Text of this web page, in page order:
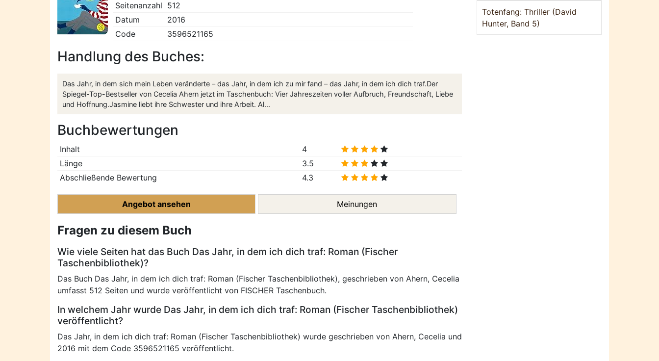
Seitenanzahl 512
Datum
2016
Code
3596521165
Handlung des Buches:
Das Jahr, in dem sich mein Leben veränderte – das Jahr, in dem ich zu mir fand – das Jahr, in dem ich dich traf.Der
Spiegel-Top-Bestseller von Cecelia Ahern jetzt im Taschenbuch: Vier Jahreszeiten voller Aufbruch, Freundschaft, Liebe
und Hoffnung.Jasmine liebt ihre Schwester und ihre Arbeit. Al...
Buchbewertungen
Inhalt
4
Länge
3.5
Abschließende Bewertung
4.3
Angebot ansehen Meinungen
Fragen zu diesem Buch
Wie viele Seiten hat das Buch Das Jahr, in dem ich dich traf: Roman (Fischer
Taschenbibliothek)?
Das Buch Das Jahr, in dem ich dich traf: Roman (Fischer Taschenbibliothek), geschrieben von Ahern, Cecelia
umfasst 512 Seiten und wurde veröffentlicht von FISCHER Taschenbuch.
In welchem Jahr wurde Das Jahr, in dem ich dich traf: Roman (Fischer Taschenbibliothek)
veröffentlicht?
Das Jahr, in dem ich dich traf: Roman (Fischer Taschenbibliothek) wurde geschrieben von Ahern, Cecelia und
2016 mit dem Code 3596521165 veröffentlicht.
Totenfang: Thriller (David
Hunter, Band 5)